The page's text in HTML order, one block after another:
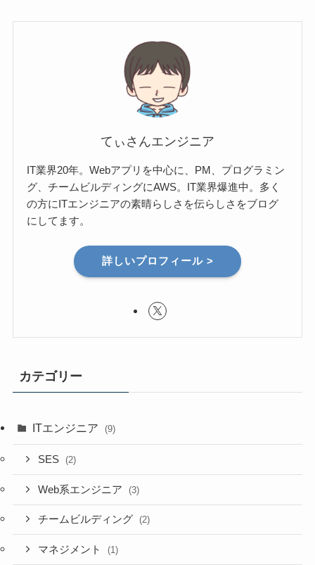
てぃさんエンジニア
IT業界20年。Webアプリを中心に、PM、プログラミン
グ、チームビルディングにAWS。IT業界爆進中。多く
の方にITエンジニアの素晴らしさを伝らしさをブログ
にしてます。
詳しいプロフィール >
カテゴリー
ITエンジニア (9)
SES (2)
Web系エンジニア (3)
チームビルディング (2)
マネジメント (1)